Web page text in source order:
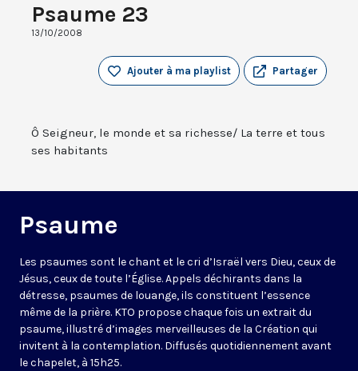
Psaume 23
13/10/2008
Partager
Ajouter à ma playlist
Ô Seigneur, le monde et sa richesse/ La terre et tous
ses habitants
Psaume
Les psaumes sont le chant et le cri d’Israël vers Dieu, ceux de
Jésus, ceux de toute l’Église. Appels déchirants dans la
détresse, psaumes de louange, ils constituent l’essence
même de la prière. KTO propose chaque fois un extrait du
psaume, illustré d’images merveilleuses de la Création qui
invitent à la contemplation. Diffusés quotidiennement avant
le chapelet, à 15h25.